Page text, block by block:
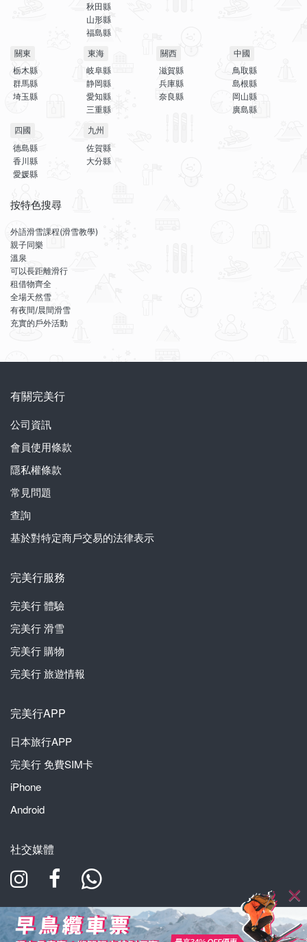
查看滑雪場優惠
秋田縣
山形縣
福島縣
關東
栃木縣
群馬縣
埼玉縣
東海
岐阜縣
静岡縣
愛知縣
三重縣
關西
滋賀縣
兵庫縣
奈良縣
中國
鳥取縣
島根縣
岡山縣
廣島縣
四國
德島縣
香川縣
愛媛縣
九州
佐賀縣
大分縣
按特色搜尋
外語滑雪課程(滑雪教學)
親子同樂
溫泉
可以長距離滑行
租借物齊全
全場天然雪
有夜間/晨間滑雪
充實的戶外活動
有關完美行
公司資訊
會員使用條款
隱私權條款
常見問題
查詢
基於對特定商戶交易的法律表示
完美行服務
完美行體驗
完美行滑雪
完美行購物
完美行旅遊情報
完美行APP
日本旅行APP
完美行免費SIM卡
iPhone
Android
社交媒體
WAmazing株式會社 東京都知事登錄旅行業第2-7274號
© WAmazing inc., All Rights Reserved.